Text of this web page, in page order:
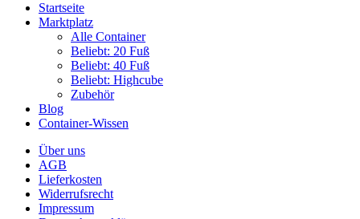
Startseite
Marktplatz
Alle Container
Beliebt: 20 Fuß
Beliebt: 40 Fuß
Beliebt: Highcube
Zubehör
Blog
Container-Wissen
Über uns
AGB
Lieferkosten
Widerrufsrecht
Impressum